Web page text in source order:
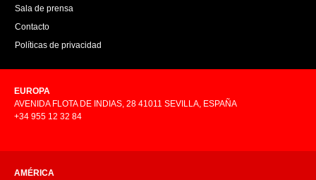
Sala de prensa
Contacto
Políticas de privacidad
EUROPA
AVENIDA FLOTA DE INDIAS, 28 41011 SEVILLA, ESPAÑA
+34 955 12 32 84
AMÉRICA